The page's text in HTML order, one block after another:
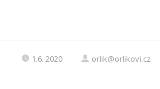
1.6. 2020 orlik@orlikovi.cz